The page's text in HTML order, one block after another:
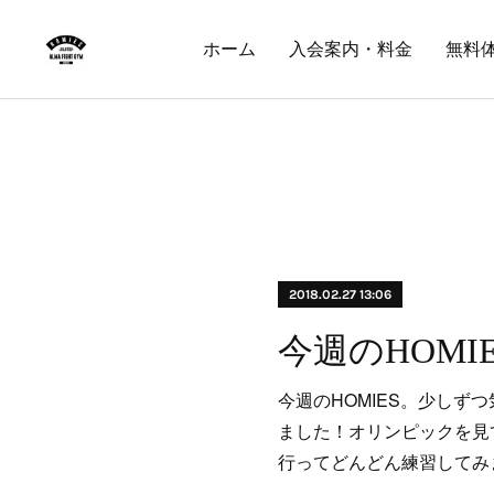
ホーム 入会案内・料金 無料
2018.02.27 13:06
今週の
今週のHOMIES。少しず
ました！オリンピックを
行ってどんどん練習して